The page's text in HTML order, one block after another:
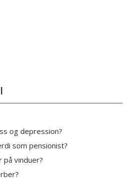
og depression?
som pensionist?
på vinduer?